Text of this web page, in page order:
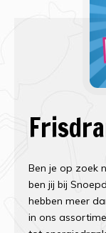
Ben je op zoek
ben jij bij
hebben meer
in ons